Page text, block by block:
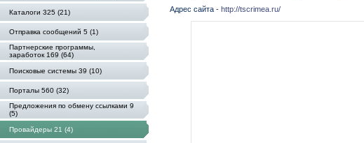
Каталоги 325 (21)
Отправка сообщений 5 (1)
Партнерские программы,
заработок 169 (64)
Поисковые системы 39 (10)
Порталы 560 (32)
Предложения по обмену ссылками 9
(5)
Провайдеры 21 (4)
Адрес сайта - http://tscrimea.ru/